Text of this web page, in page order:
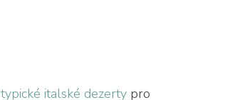
typické italské dezertypro